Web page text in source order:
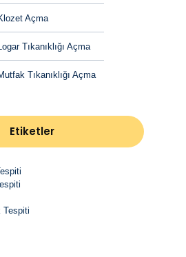
Açma
Tıkanıklığı Açma
Tıkanıklığı Açma
Etiketler
Tespiti